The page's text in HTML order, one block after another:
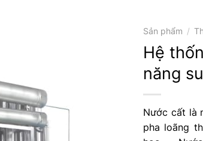
Sản phẩm /
Hệ
năng
Nước cất là
pha loãng